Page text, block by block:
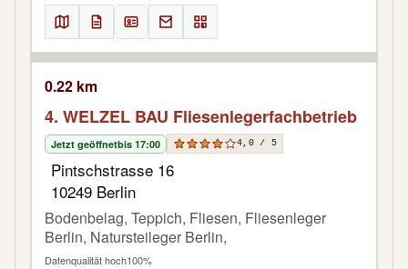
0.22 km
4. WELZEL BAU Fliesenlegerfachbetrieb
Jetzt geöffnetbis 17:00 4,0 / 5
Pintschstrasse 16
10249 Berlin
Bodenbelag, Teppich, Fliesen, Fliesenleger
Berlin, Natursteileger Berlin,
Datenqualität hoch100%